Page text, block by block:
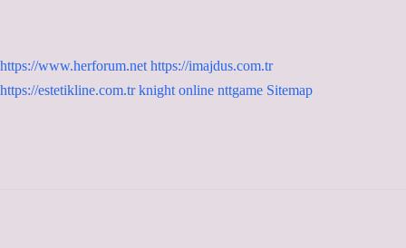
https://www.herforum.net https://imajdus.com.tr
https://estetikline.com.tr knight online nttgame Sitemap